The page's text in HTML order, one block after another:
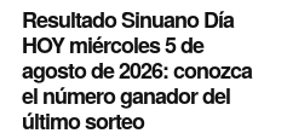
Resultado Sinuano Día
HOY miércoles 5 de
agosto de 2026: conozca
el número ganador del
último sorteo